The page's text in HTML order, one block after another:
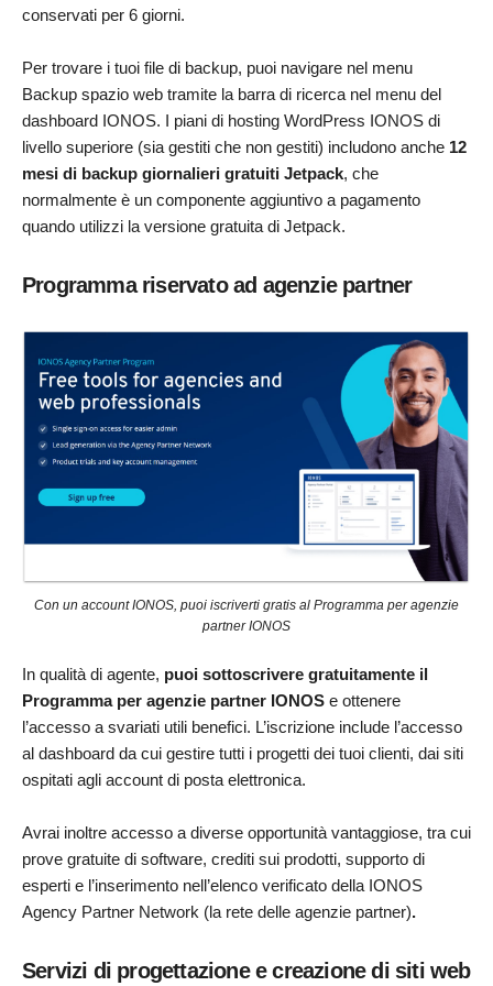
conservati per 6 giorni.
Per trovare i tuoi file di backup, puoi navigare nel menu
Backup spazio web tramite la barra di ricerca nel menu del
dashboard IONOS. I piani di hosting WordPress IONOS di
livello superiore (sia gestiti che non gestiti) includono anche 12
mesi di backup giornalieri gratuiti Jetpack, che
normalmente è un componente aggiuntivo a pagamento
quando utilizzi la versione gratuita di Jetpack.
Programma riservato ad agenzie partner
Con un account IONOS, puoi iscriverti gratis al Programma per agenzie
partner IONOS
In qualità di agente, puoi sottoscrivere gratuitamente il
Programma per agenzie partner IONOS e ottenere
l’accesso a svariati utili benefici. L’iscrizione include l’accesso
al dashboard da cui gestire tutti i progetti dei tuoi clienti, dai siti
ospitati agli account di posta elettronica.
Avrai inoltre accesso a diverse opportunità vantaggiose, tra cui
prove gratuite di software, crediti sui prodotti, supporto di
esperti e l’inserimento nell’elenco verificato della IONOS
Agency Partner Network (la rete delle agenzie partner).
Servizi di progettazione e creazione di siti web